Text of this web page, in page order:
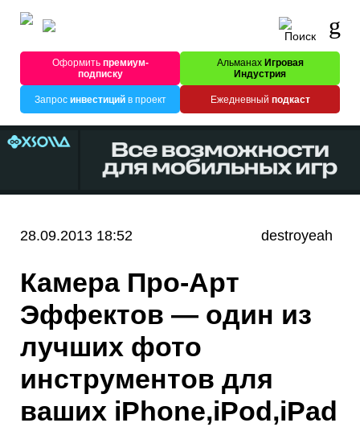
Оформитьпремиум-
подписку
Альманах Игровая
Индустрия
Запрос инвестицийв проект Ежедневный подкаст
28.09.2013 18:52 destroyeah
Камера Про-Арт
Эффектов — один из
лучших фото
инструментов для
ваших iPhone,iPod,iPad